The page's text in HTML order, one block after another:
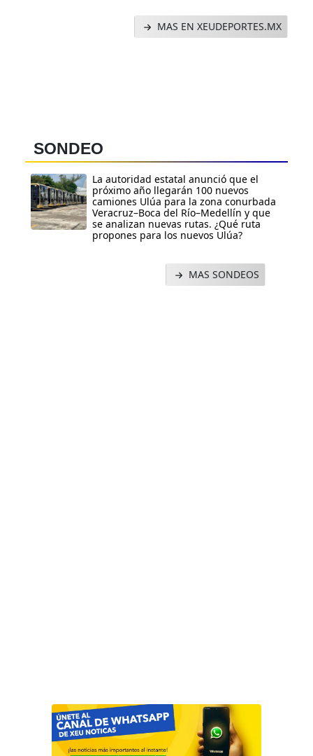
MAS EN XEUDEPORTES.MX
SONDEO
La autoridad estatal anunció que el
próximo año llegarán 100 nuevos
camiones Ulúa para la zona conurbada
Veracruz–Boca del Río–Medellín y que
se analizan nuevas rutas. ¿Qué ruta
propones para los nuevos Ulúa?
MAS SONDEOS